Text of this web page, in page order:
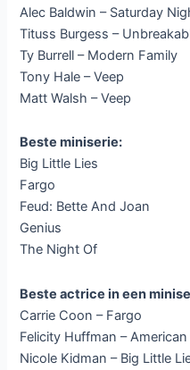
Alec Baldwin – Saturday
Tituss Burgess –
Ty Burrell – Modern Family
Tony Hale – Veep
Matt Walsh – Veep
Beste miniserie:
Big Little Lies
Fargo
Feud: Bette And Joan
Genius
The Night Of
Beste actrice in een
Carrie Coon – Fargo
Felicity Huffman –
Nicole Kidman – Big Little